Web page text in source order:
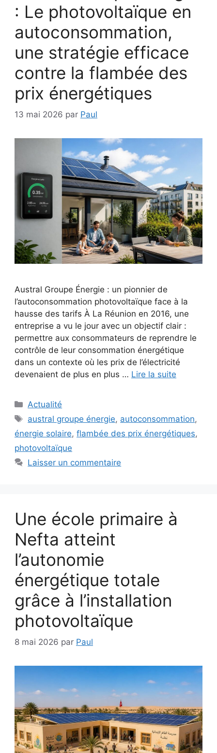
: Le photovoltaïque en
autoconsommation,
une stratégie efficace
contre la flambée des
prix énergétiques
13 mai 2026 par Paul
Austral Groupe Énergie : un pionnier de
l’autoconsommation photovoltaïque face à la
hausse des tarifs À La Réunion en 2016, une
entreprise a vu le jour avec un objectif clair :
permettre aux consommateurs de reprendre le
contrôle de leur consommation énergétique
dans un contexte où les prix de l’électricité
devenaient de plus en plus … Lire la suite
Catégories
Actualité
Étiquettes
austral groupe énergie, autoconsommation,
énergie solaire, flambée des prix énergétiques,
photovoltaïque
Laisser un commentaire
Une école primaire à
Nefta atteint
l’autonomie
énergétique totale
grâce à l’installation
photovoltaïque
8 mai 2026 par Paul